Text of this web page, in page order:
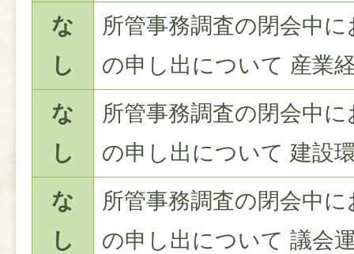
な
し
所管事務調査の閉会中
の申し出について 産業
な
し
所管事務調査の閉会中
の申し出について 建設
な
し
所管事務調査の閉会中
の申し出について 議会